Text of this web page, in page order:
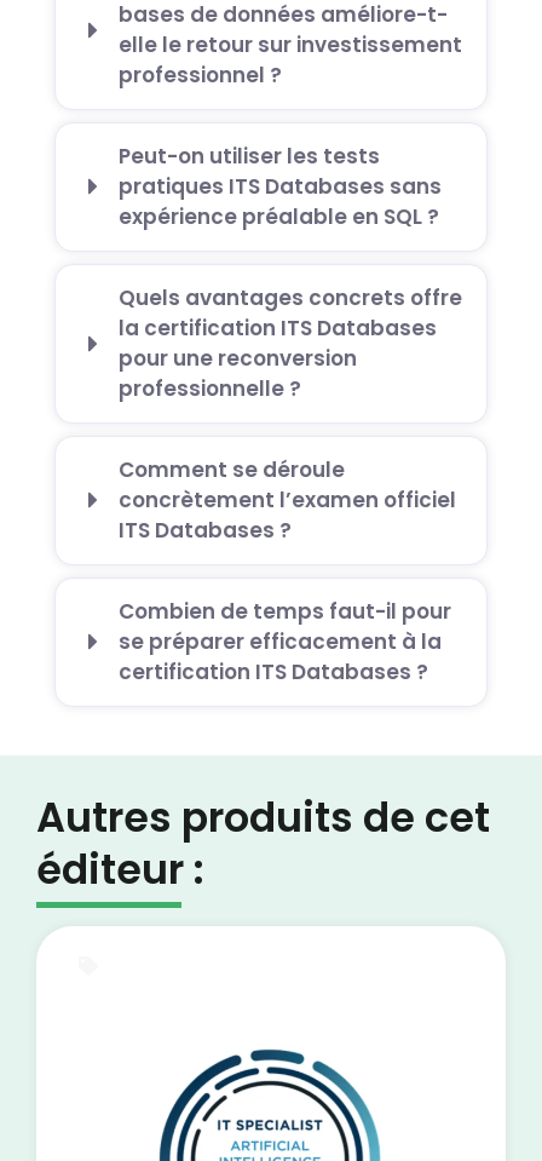
bases de données améliore-t-
elle le retour sur investissement
professionnel ?
Peut-on utiliser les tests
pratiques ITS Databases sans
expérience préalable en SQL ?
Quels avantages concrets offre
la certification ITS Databases
pour une reconversion
professionnelle ?
Comment se déroule
concrètement l’examen officiel
ITS Databases ?
Combien de temps faut-il pour
se préparer efficacement à la
certification ITS Databases ?
Autres produits de cet
éditeur :